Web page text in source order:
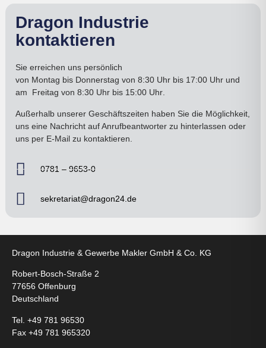
Dragon Industrie
kontaktieren
Sie erreichen uns persönlich
von Montag bis Donnerstagvon 8:30 Uhr bis 17:00 Uhr und
am Freitag von 8:30 Uhr bis 15:00 Uhr.
Außerhalb unserer Geschäftszeiten haben Sie die Möglichkeit,
uns eine Nachricht auf Anrufbeantworter zu hinterlassen oder
uns per E-Mail zu kontaktieren.
0781 – 9653-0
sekretariat@dragon24.de
Dragon Industrie & Gewerbe Makler GmbH & Co. KG
Robert-Bosch-Straße 2
77656 Offenburg
Deutschland
Tel. +49 781 96530
Fax +49 781 965320